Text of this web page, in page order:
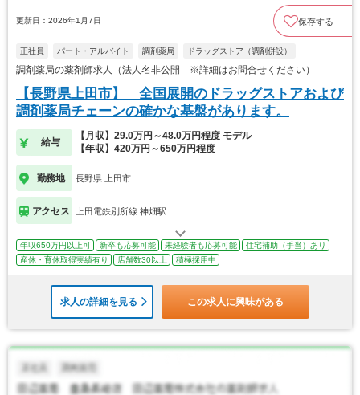
更新日：2026年1月7日 保存する
正社員 パート・アルバイト 調剤薬局 ドラッグストア（調剤併設）
調剤薬局の薬剤師求人（法人名非公開 ※詳細はお問合せください）
【長野県上田市】 全国展開のドラッグストアおよび
調剤薬局チェーンの確かな基盤があります。
給与
【月収】29.0万円～48.0万円程度 モデル
【年収】420万円～650万円程度
勤務地 長野県 上田市
アクセス 上田電鉄別所線 神畑駅
年収650万円以上可 新卒も応募可能 未経験者も応募可能
住宅補助（手当）あり
産休・育休取得実績有り
店舗数30以上 積極採用中
求人の詳細を見る この求人に興味がある